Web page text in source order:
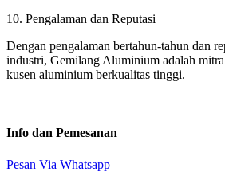
10. Pengalaman dan Reputasi
Dengan pengalaman bertahun-tahun dan
industri, Gemilang Aluminium adalah
kusen aluminium berkualitas tinggi.
Info dan Pemesanan
Pesan Via Whatsapp